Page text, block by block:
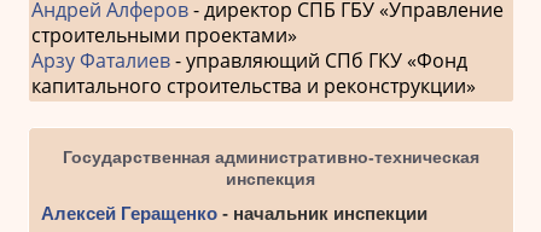
Андрей Алферов- директор СПБ ГБУ «Управление
строительными проектами»
Арзу Фаталиев- управляющий СПб ГКУ «Фонд
капитального строительства и реконструкции»
Государственная административно-техническая
инспекция
Алексей Геращенко- начальник инспекции